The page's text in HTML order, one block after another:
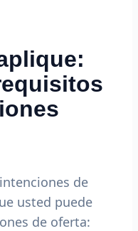
de
usted puede
de oferta: